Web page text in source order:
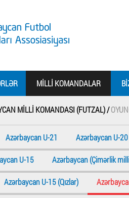
MILLI KOMANDALAR
MILLI KOMANDASI (FUTZAL) /
Azərbaycan U-21 Azərbaycan U-20
U-15 Azərbaycan (Çimərlik
Azərbaycan U-15 (Qızlar)